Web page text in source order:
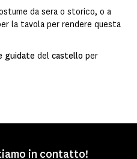
da sera o storico, o a
la tavola per rendere questa
guidate del castello per
in contatto!